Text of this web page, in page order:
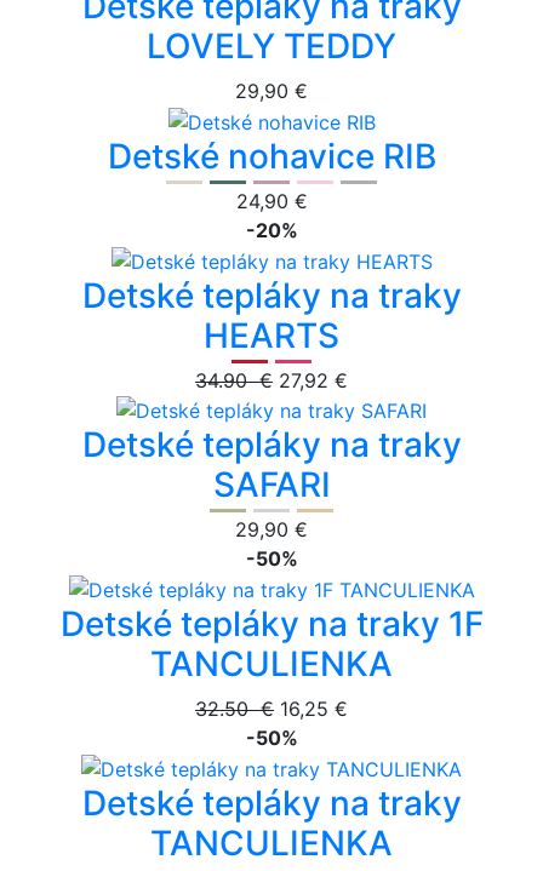
LOVELY TEDDY
29,90 €
Detské nohavice RIB
24,90 €
-20%
Detské tepláky na traky
HEARTS
34.90 € 27,92 €
Detské tepláky na traky
SAFARI
29,90 €
-50%
Detské tepláky na traky 1F
TANCULIENKA
32.50 € 16,25 €
-50%
Detské tepláky na traky
TANCULIENKA